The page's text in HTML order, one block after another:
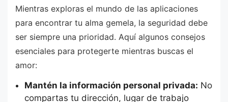
Mientras exploras el mundo de las aplicaciones
para encontrar tu alma gemela, la seguridad debe
ser siempre una prioridad. Aquí algunos consejos
esenciales para protegerte mientras buscas el
amor:
Mantén la información personal privada: No
compartas tu dirección, lugar de trabajo